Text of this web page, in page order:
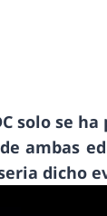
solo se ha
ambas
dicho